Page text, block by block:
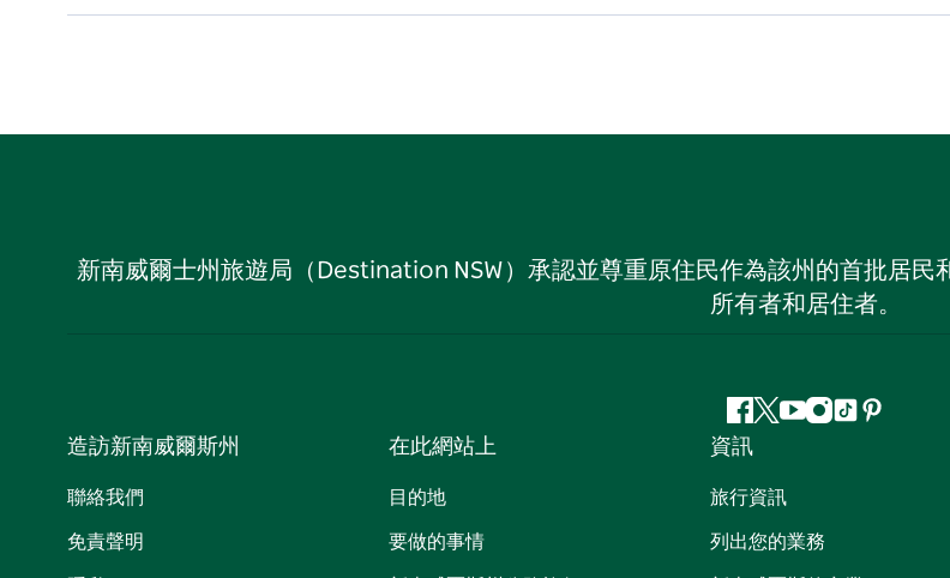
新南威爾士州旅遊局（Destination NSW）承認並尊重原住民作為該州的首批居
所有者和居住者。
Facebook
嘰
喳
喳
Youtube
Instagram
抖 Pinterest
造訪新南威爾斯州
聯絡我們
免責聲明
在此網站上
目的地
要做的事情
資訊
旅行資訊
列出您的業務